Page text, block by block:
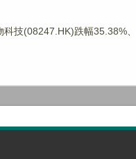
科技(08247.HK)跌幅35.38%